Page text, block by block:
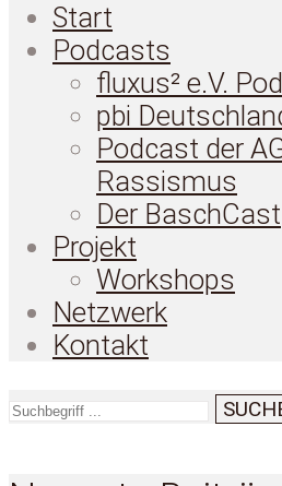
Start
Podcasts
fluxus² e.V.
pbi
Podcast der
Rassismus
Der BaschCast
Projekt
Workshops
Netzwerk
Kontakt